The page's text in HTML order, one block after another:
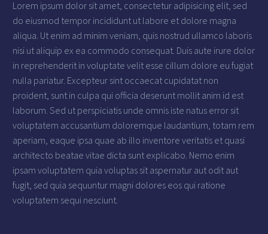
Lorem ipsum dolor sit amet, consectetur adipisicing elit, sed
do eiusmod tempor incididunt ut labore et dolore magna
aliqua. Ut enim ad minim veniam, quis nostrud ullamco laboris
nisi ut aliquip ex ea commodo consequat. Duis aute irure dolor
in reprehenderit in voluptate velit esse cillum dolore eu fugiat
nulla pariatur. Excepteur sint occaecat cupidatat non
proident, sunt in culpa qui officia deserunt mollit anim id est
laborum. Sed ut perspiciatis unde omnis iste natus error sit
voluptatem accusantium doloremque laudantium, totam rem
aperiam, eaque ipsa quae ab illo inventore veritatis et quasi
architecto beatae vitae dicta sunt explicabo. Nemo enim
ipsam voluptatem quia voluptas sit aspernatur aut odit aut
fugit, sed quia sequuntur magni dolores eos qui ratione
voluptatem sequi nesciunt.